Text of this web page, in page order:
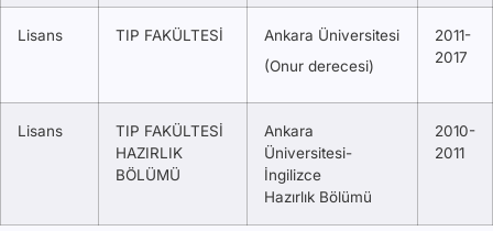
Lisans TIP FAKÜLTESİ
Ankara Üniversitesi
(Onur derecesi)
2011-
2017
Lisans
TIP FAKÜLTESİ
HAZIRLIK
BÖLÜMÜ
Ankara
Üniversitesi-
İngilizce
Hazırlık Bölümü
2010-
2011